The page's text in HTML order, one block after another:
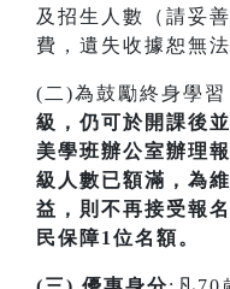
及招生人數（請妥
費，遺失收據恕無法
(二)為鼓勵終身學習
級，仍可於開課後
美學班辦公室辦理
級人數已額滿，為
益，則不再接受報
民保障1位名額。